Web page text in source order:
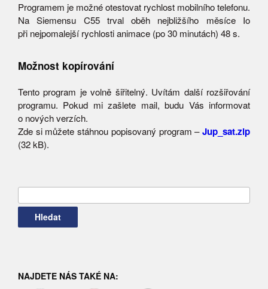
Programem je možné otestovat rychlost mobilního telefonu.
Na Siemensu C55 trval oběh nejbližšího měsíce Io
při nejpomalejší rychlosti animace (po 30 minutách) 48 s.
Možnost kopírování
Tento program je volně šiřitelný. Uvítám další rozšiřování
programu. Pokud mi zašlete mail, budu Vás informovat
o nových verzích.
Zde si můžete stáhnou popisovaný program –Jup_sat.zip
(32 kB).
NAJDETE NÁS TAKÉ NA: